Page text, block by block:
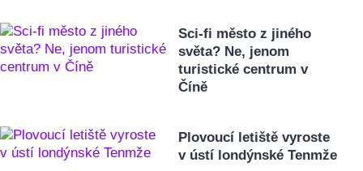
Sci-fi město z jiného
světa? Ne, jenom
turistické centrum v
Číně
Plovoucí letiště vyroste
v ústí londýnské Tenmže